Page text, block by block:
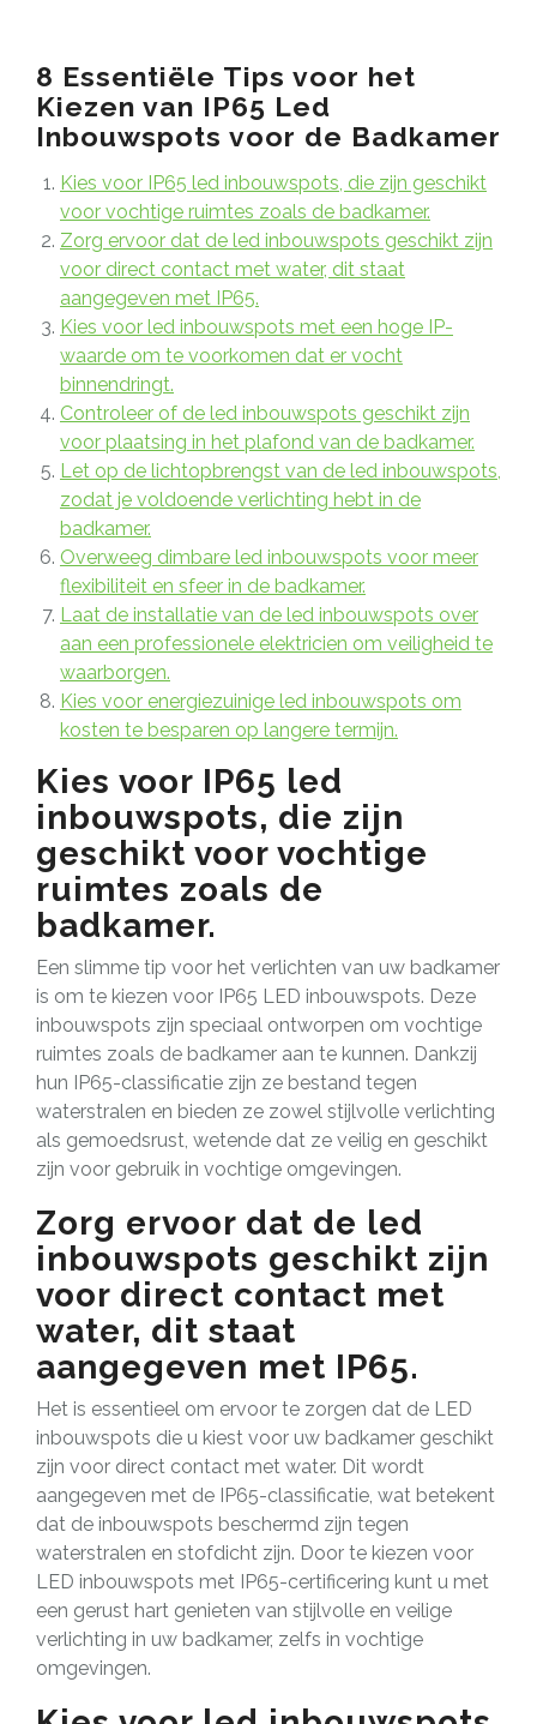
8 Essentiële Tips voor het
Kiezen van IP65 Led
Inbouwspots voor de Badkamer
Kies voor IP65 led inbouwspots, die zijn geschikt
voor vochtige ruimtes zoals de badkamer.
Zorg ervoor dat de led inbouwspots geschikt zijn
voor direct contact met water, dit staat
aangegeven met IP65.
Kies voor led inbouwspots met een hoge IP-
waarde om te voorkomen dat er vocht
binnendringt.
Controleer of de led inbouwspots geschikt zijn
voor plaatsing in het plafond van de badkamer.
Let op de lichtopbrengst van de led inbouwspots,
zodat je voldoende verlichting hebt in de
badkamer.
Overweeg dimbare led inbouwspots voor meer
flexibiliteit en sfeer in de badkamer.
Laat de installatie van de led inbouwspots over
aan een professionele elektricien om veiligheid te
waarborgen.
Kies voor energiezuinige led inbouwspots om
kosten te besparen op langere termijn.
Kies voor IP65 led
inbouwspots, die zijn
geschikt voor vochtige
ruimtes zoals de
badkamer.
Een slimme tip voor het verlichten van uw badkamer
is om te kiezen voor IP65 LED inbouwspots. Deze
inbouwspots zijn speciaal ontworpen om vochtige
ruimtes zoals de badkamer aan te kunnen. Dankzij
hun IP65-classificatie zijn ze bestand tegen
waterstralen en bieden ze zowel stijlvolle verlichting
als gemoedsrust, wetende dat ze veilig en geschikt
zijn voor gebruik in vochtige omgevingen.
Zorg ervoor dat de led
inbouwspots geschikt zijn
voor direct contact met
water, dit staat
aangegeven met IP65.
Het is essentieel om ervoor te zorgen dat de LED
inbouwspots die u kiest voor uw badkamer geschikt
zijn voor direct contact met water. Dit wordt
aangegeven met de IP65-classificatie, wat betekent
dat de inbouwspots beschermd zijn tegen
waterstralen en stofdicht zijn. Door te kiezen voor
LED inbouwspots met IP65-certificering kunt u met
een gerust hart genieten van stijlvolle en veilige
verlichting in uw badkamer, zelfs in vochtige
omgevingen.